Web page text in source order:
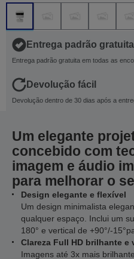
Entrega padrão gratuita
Entrega padrão gratuita em todas as
Devolução fácil
Devolução dentro de 30 dias após a
Um elegante
concebido com
imagem e áudio
para melhorar o
Design elegante e flexível
Um design minimalista
qualquer espaço. Inclui um
180° e vertical de +90°/-
Clareza Full HD brilhante e
Imagens até 3x mais